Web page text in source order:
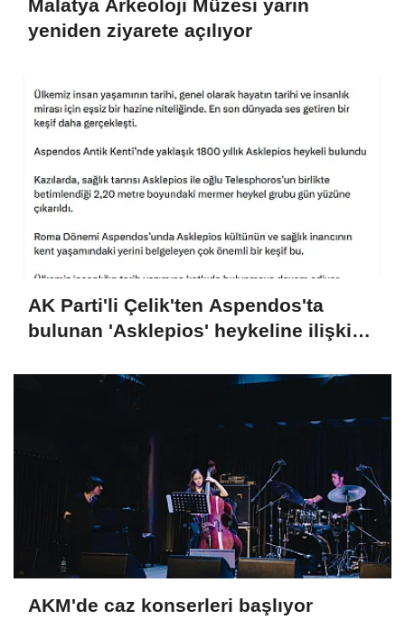
Malatya Arkeoloji Müzesi yarın
yeniden ziyarete açılıyor
AK Parti'li Çelik'ten Aspendos'ta
bulunan 'Asklepios' heykeline ilişkin
AKM'de caz konserleri başlıyor